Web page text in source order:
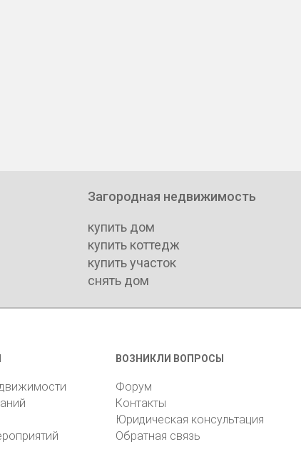
Загородная недвижимость
купить дом
купить коттедж
купить участок
снять дом
ВОЗНИКЛИ ВОПРОСЫ
Форум
Контакты
Юридическая консультация
Обратная связь